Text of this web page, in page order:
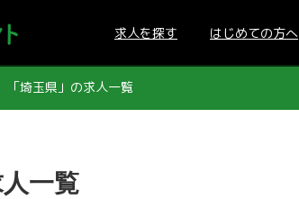
求人を探す はじめての方へ
「埼玉県」の求人一覧
人一覧